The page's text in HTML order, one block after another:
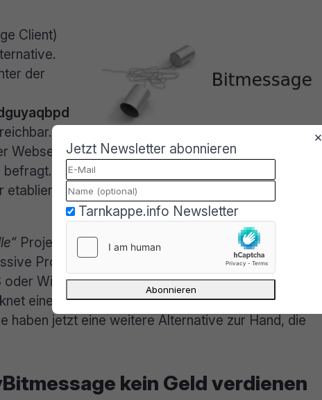
Client)
der
Webseite ist selbsterklärend. Wir haben den
Er möchte mit seinem Vorhaben allen
Software anbieten, die auf dem
Projekt hat man nach eigenen Angaben für alle
Probleme bei der
von
Windows haben. Es gebe etliche Nutzer, die
einen hohen Wert auf Opsec (Verschleierung
haben jetzt eine weitere Alternative zur Hand, die
kein Geld verdienen
×
Jetzt Newsletter abonnieren
Tarnkappe.info Newsletter